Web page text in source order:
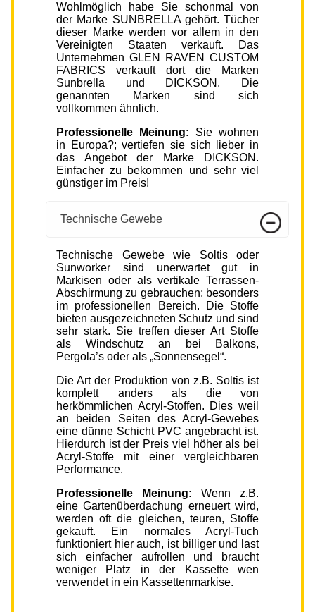
Wohlmöglich habe Sie schonmal von
der Marke SUNBRELLA gehört. Tücher
dieser Marke werden vor allem in den
Vereinigten Staaten verkauft. Das
Unternehmen GLEN RAVEN CUSTOM
FABRICS verkauft dort die Marken
Sunbrella und DICKSON. Die
genannten Marken sind sich
vollkommen ähnlich.
Professionelle Meinung: Sie wohnen
in Europa?; vertiefen sie sich lieber in
das Angebot der Marke DICKSON.
Einfacher zu bekommen und sehr viel
günstiger im Preis!
Technische Gewebe
Technische Gewebe wie Soltis oder
Sunworker sind unerwartet gut in
Markisen oder als vertikale Terrassen-
Abschirmung zu gebrauchen; besonders
im professionellen Bereich. Die Stoffe
bieten ausgezeichneten Schutz und sind
sehr stark. Sie treffen dieser Art Stoffe
als Windschutz an bei Balkons,
Pergola’s oder als „Sonnensegel“.
Die Art der Produktion von z.B. Soltis ist
komplett anders als die von
herkömmlichen Acryl-Stoffen. Dies weil
an beiden Seiten des Acryl-Gewebes
eine dünne Schicht PVC angebracht ist.
Hierdurch ist der Preis viel höher als bei
Acryl-Stoffe mit einer vergleichbaren
Performance.
Professionelle Meinung: Wenn z.B.
eine Gartenüberdachung erneuert wird,
werden oft die gleichen, teuren, Stoffe
gekauft. Ein normales Acryl-Tuch
funktioniert hier auch, ist billiger und last
sich einfacher aufrollen und braucht
weniger Platz in der Kassette wen
verwendet in ein Kassettenmarkise.